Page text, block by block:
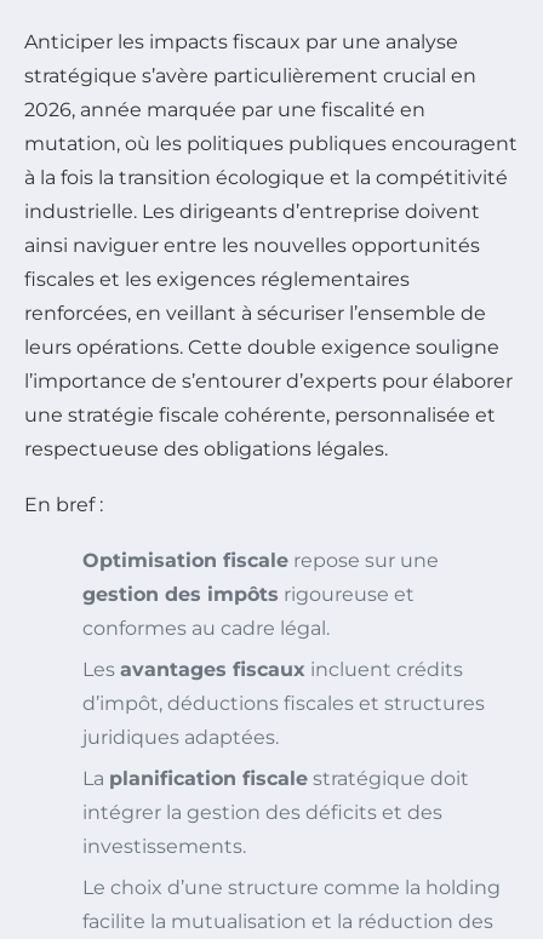
Anticiper les impacts fiscaux par une analyse
stratégique s’avère particulièrement crucial en
2026, année marquée par une fiscalité en
mutation, où les politiques publiques encouragent
à la fois la transition écologique et la compétitivité
industrielle. Les dirigeants d’entreprise doivent
ainsi naviguer entre les nouvelles opportunités
fiscales et les exigences réglementaires
renforcées, en veillant à sécuriser l’ensemble de
leurs opérations. Cette double exigence souligne
l’importance de s’entourer d’experts pour élaborer
une stratégie fiscale cohérente, personnalisée et
respectueuse des obligations légales.
En bref :
Optimisation fiscale repose sur une
gestion des impôts rigoureuse et
conformes au cadre légal.
Les avantages fiscaux incluent crédits
d’impôt, déductions fiscales et structures
juridiques adaptées.
La planification fiscale stratégique doit
intégrer la gestion des déficits et des
investissements.
Le choix d’une structure comme la holding
facilite la mutualisation et la réduction des